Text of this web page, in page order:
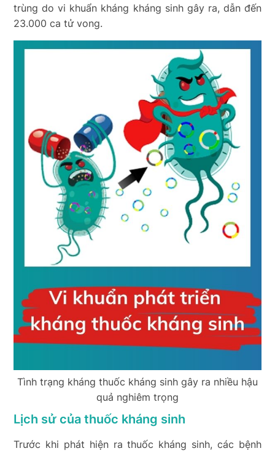
trùng do vi khuẩn kháng kháng sinh gây ra, dẫn đến
23.000 ca tử vong.
Tình trạng kháng thuốc kháng sinh gây ra nhiều hậu
quả nghiêm trọng
Lịch sử của thuốc kháng sinh
Trước khi phát hiện ra thuốc kháng sinh, các bệnh